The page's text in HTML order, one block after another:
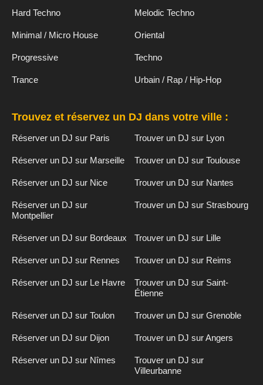
Hard Techno Melodic Techno
Minimal / Micro House Oriental
Progressive Techno
Trance Urbain / Rap / Hip-Hop
Trouvez et réservez un DJ dans votre ville :
Réserver un DJ sur Paris Trouver un DJ sur Lyon
Réserver un DJ sur Marseille Trouver un DJ sur Toulouse
Réserver un DJ sur Nice Trouver un DJ sur Nantes
Réserver un DJ sur
Montpellier
Trouver un DJ sur Strasbourg
Réserver un DJ sur Bordeaux Trouver un DJ sur Lille
Réserver un DJ sur Rennes Trouver un DJ sur Reims
Réserver un DJ sur Le Havre
Trouver un DJ sur Saint-
Étienne
Réserver un DJ sur Toulon Trouver un DJ sur Grenoble
Réserver un DJ sur Dijon Trouver un DJ sur Angers
Réserver un DJ sur Nîmes
Trouver un DJ sur
Villeurbanne